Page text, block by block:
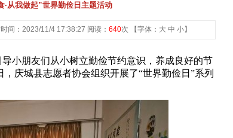
·从我做起”世界勤俭日主题活动
间：2023/11/4 17:38:27 阅读： 640次 【字体： 大 中 小】
小朋友们从小树立勤俭节约意识，养成良好的节
庆城县志愿者协会组织开展了“世界勤俭日”系列